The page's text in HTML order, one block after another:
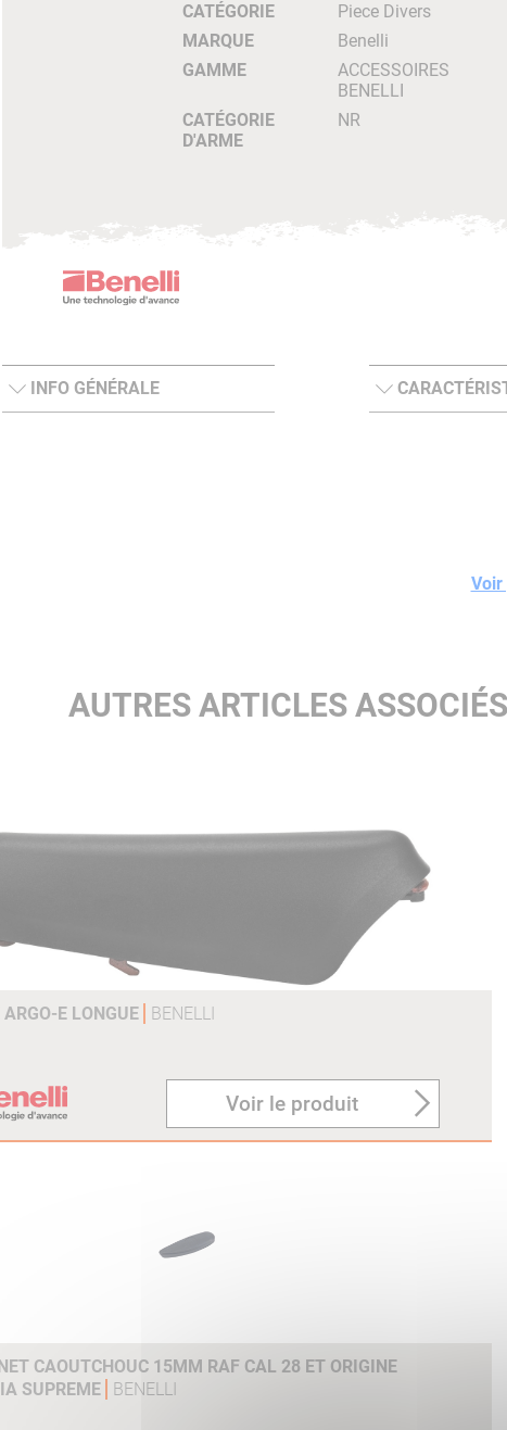
CATÉGORIE
Piece Divers
MARQUE
Benelli
GAMME
ACCESSOIRES
BENELLI
CATÉGORIE
D'ARME
NR
INFO GÉNÉRALE
Voir
AUTRES ARTICLES
ARGO-E LONGUE BENELLI
Voir le produit
CAOUTCHOUC 15MM RAF CAL 28 ET ORIGINE
SUPREME
BENELLI